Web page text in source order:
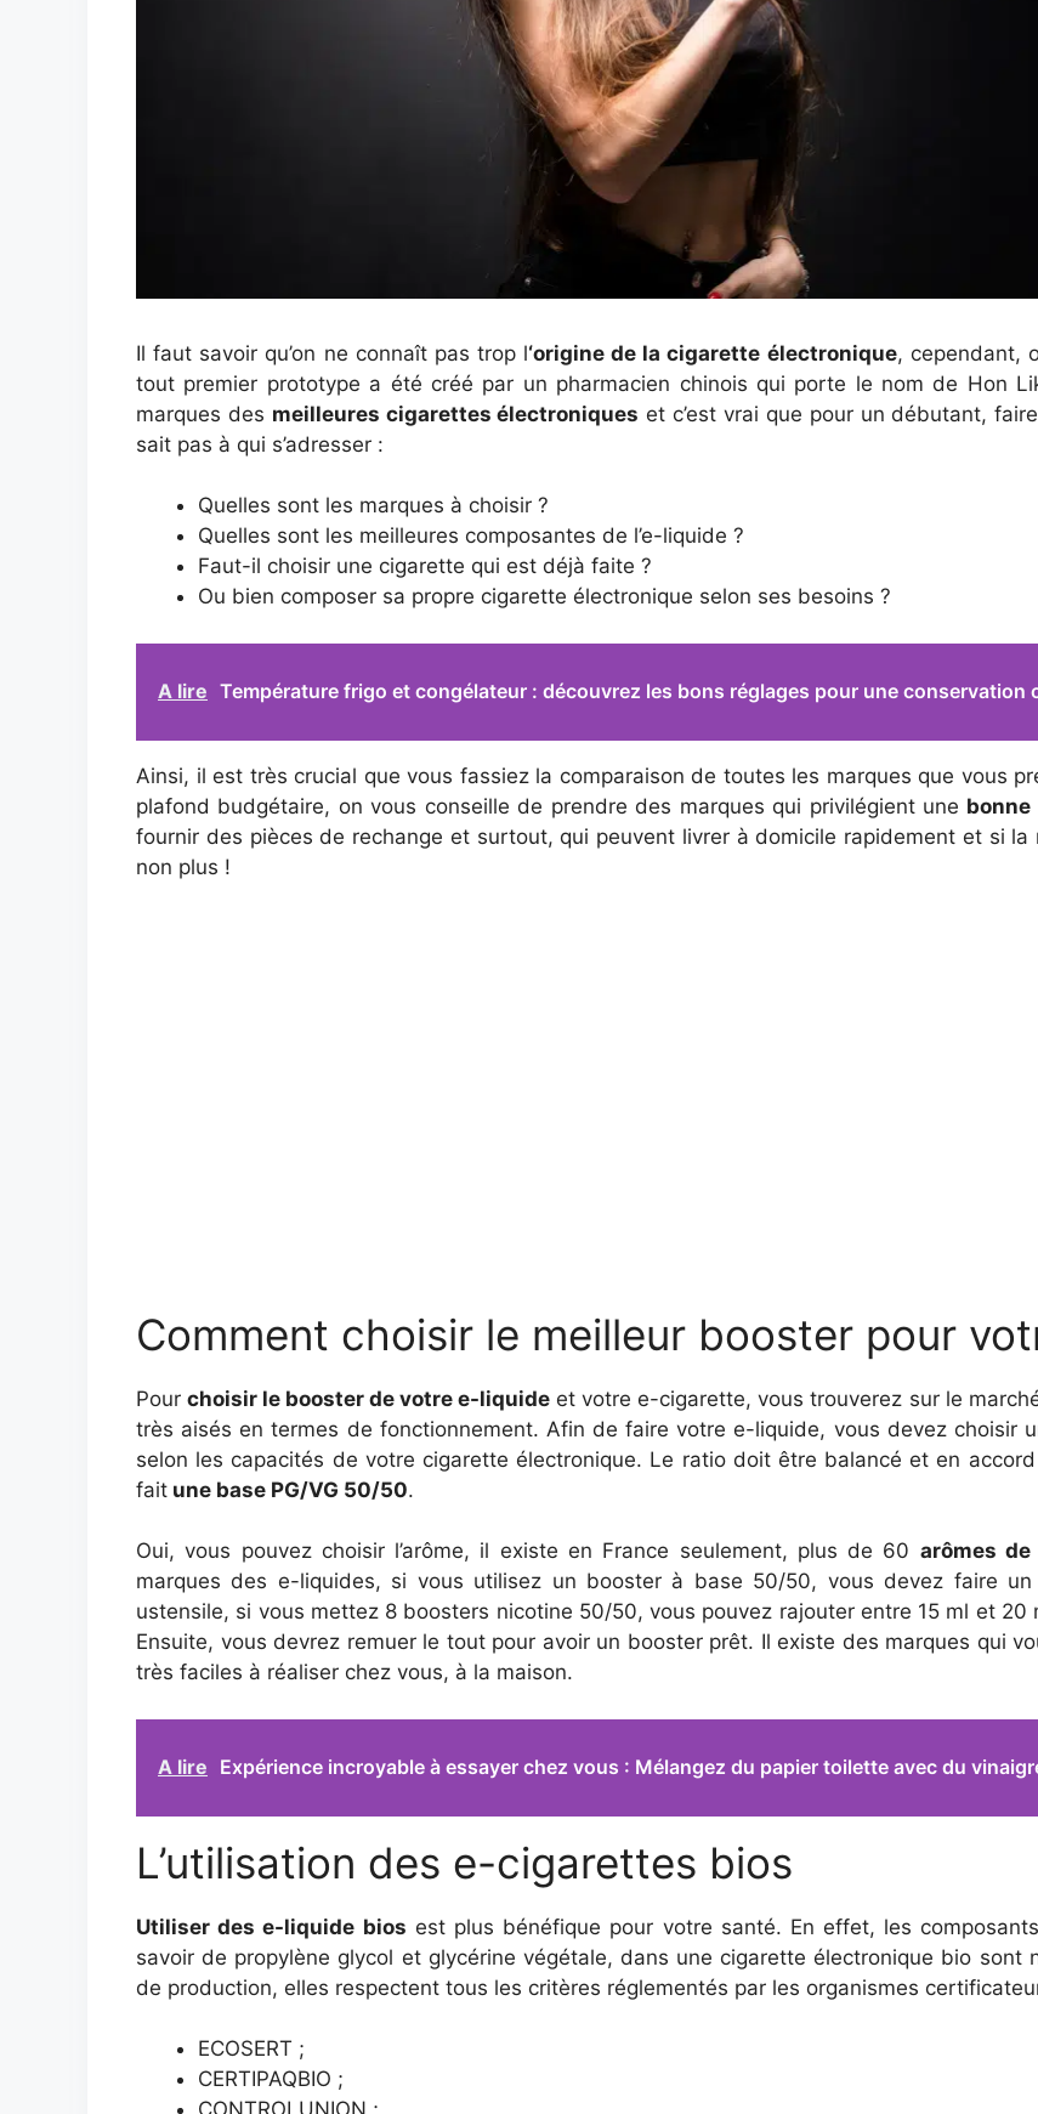
Il faut savoir qu’on ne connaît pas trop l‘origine de la cigarette électronique, cependant,
tout premier prototype a été créé par un pharmacien chinois qui porte le nom de Hon
marques des meilleures cigarettes électroniques et c’est vrai que pour un débutant,
sait pas à qui s’adresser :
Quelles sont les marques à choisir ?
Quelles sont les meilleures composantes de l’e-liquide ?
Faut-il choisir une cigarette qui est déjà faite ?
Ou bien composer sa propre cigarette électronique selon ses besoins ?
A lire Température frigo et congélateur : découvrez les bons réglages pour une conservation
Ainsi, il est très crucial que vous fassiez la comparaison de toutes les marques que vous
plafond budgétaire, on vous conseille de prendre des marques qui privilégient une
fournir des pièces de rechange et surtout, qui peuvent livrer à domicile rapidement et si
non plus !
Comment choisir le meilleur booster pour
Pourchoisir le booster de votre e-liquide et votre e-cigarette, vous trouverez sur le
très aisés en termes de fonctionnement. Afin de faire votre e-liquide, vous devez choisir
selon les capacités de votre cigarette électronique. Le ratio doit être balancé et en
fait une base PG/VG 50/50.
Oui, vous pouvez choisir l’arôme, il existe en France seulement, plus de 60 arômes de
marques des e-liquides, si vous utilisez un booster à base 50/50, vous devez faire
ustensile, si vous mettez 8 boosters nicotine 50/50, vous pouvez rajouter entre 15 ml et 20
Ensuite, vous devrez remuer le tout pour avoir un booster prêt. Il existe des marques qui
très faciles à réaliser chez vous, à la maison.
A lire Expérience incroyable à essayer chez vous : Mélangez du papier toilette avec du
L’utilisation des e-cigarettes bios
Utiliser des e-liquide bios est plus bénéfique pour votre santé. En effet, les
savoir de propylène glycol et glycérine végétale, dans une cigarette électronique bio sont
de production, elles respectent tous les critères réglementés par les organismes
ECOSERT ;
CERTIPAQBIO ;